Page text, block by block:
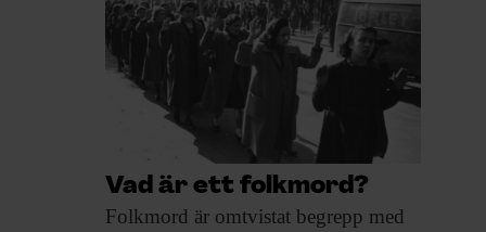
Vad är ett folkmord?
Folkmord är omtvistat begrepp med